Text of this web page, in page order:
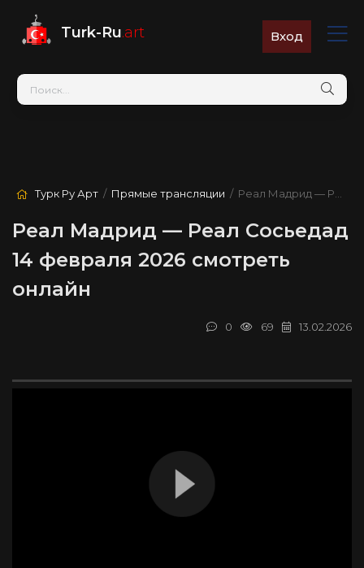
Turk-Ru.art Вход
Турк Ру Арт / Прямые трансляции / Реал Мадрид — Реал Сосьедад
Реал Мадрид — Реал Сосьедад
14 февраля 2026 смотреть
онлайн
13.02.2026
69
0